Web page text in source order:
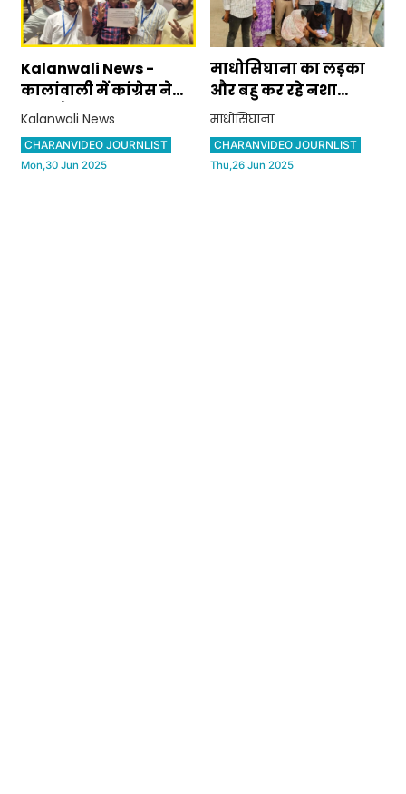
Kalanwali News -
कालांवाली में कांग्रेस ने
जीता चैयरमेन का
चुनाव,बीजेपी को हराया
Kalanwali News
CHARANVIDEO JOURNLIST
Mon,30 Jun 2025
माधोसिघाना का लड़का
और बहु कर रहे नशा
तस्करी, तीसरी बार एक
साथ पकड़े
माधोसिघाना
CHARANVIDEO JOURNLIST
Thu,26 Jun 2025